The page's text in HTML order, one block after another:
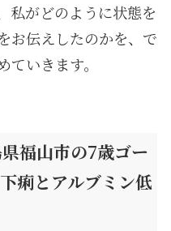
私がどのように状態を
お伝えしたのかを、で
いきます。
福山市の7歳ゴー
痢とアルブミン低